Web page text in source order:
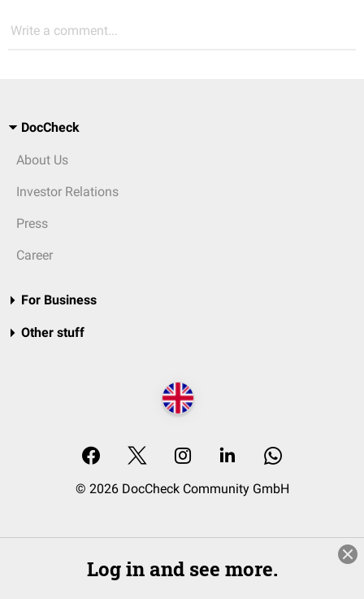
Write a comment...
DocCheck
About Us
Investor Relations
Press
Career
For Business
Other stuff
© 2026 DocCheck Community GmbH
Log in and see more.